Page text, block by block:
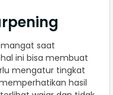
saat
ini bisa membuat
mengatur tingkat
hasil